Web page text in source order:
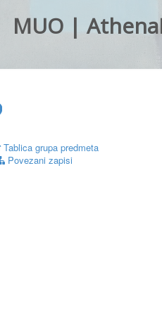
MUO |
Tablica grupa predmeta
Povezani zapisi